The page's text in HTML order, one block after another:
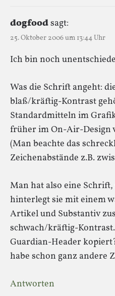
dogfoodsagt:
25. Oktober 2006 um 13:44 Uhr
Ich bin noch
Was die Schrift angeht:
blaß/kräftig-Kontrast
Standardmitteln im
früher im On-Air-Design
(Man beachte das
Zeichenabstände z.B.
Man hat also eine
hinterlegt sie mit einem
Artikel und Substantiv
schwach/kräftig-
Guardian-Header
habe schon ganz andere
Antworten